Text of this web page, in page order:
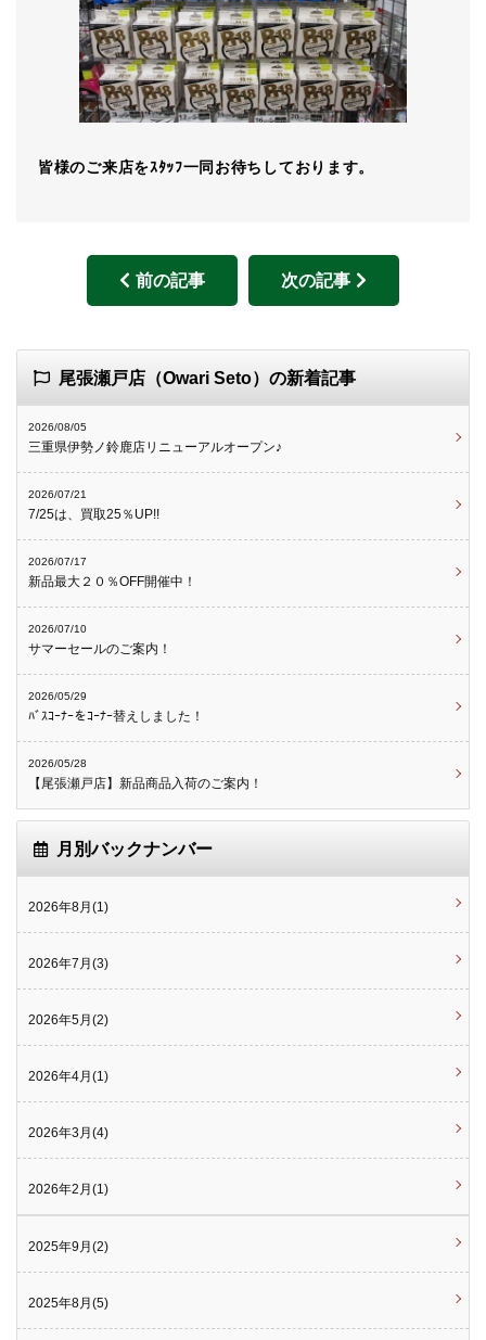
皆様のご来店をｽﾀｯﾌ一同お待ちしております。
前の記事 次の記事
尾張瀬戸店（Owari Seto）の新着記事
2026/08/05
三重県伊勢ノ鈴鹿店リニューアルオープン♪
2026/07/21
7/25は、買取25％UP!!
2026/07/17
新品最大２０％OFF開催中！
2026/07/10
サマーセールのご案内！
2026/05/29
ﾊﾞｽｺｰﾅｰをｺｰﾅｰ替えしました！
2026/05/28
【尾張瀬戸店】新品商品入荷のご案内！
月別バックナンバー
2026年8月(1)
2026年7月(3)
2026年5月(2)
2026年4月(1)
2026年3月(4)
2026年2月(1)
2025年9月(2)
2025年8月(5)